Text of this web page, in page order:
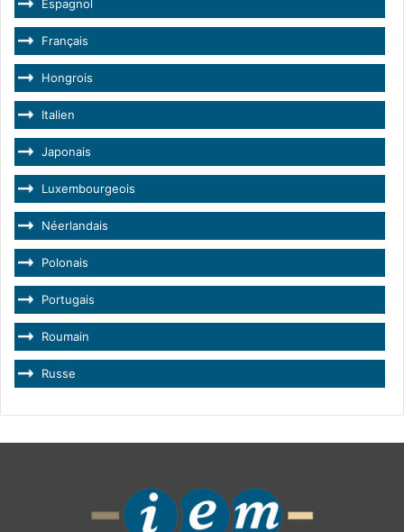
Espagnol
Français
Hongrois
Italien
Japonais
Luxembourgeois
Néerlandais
Polonais
Portugais
Roumain
Russe